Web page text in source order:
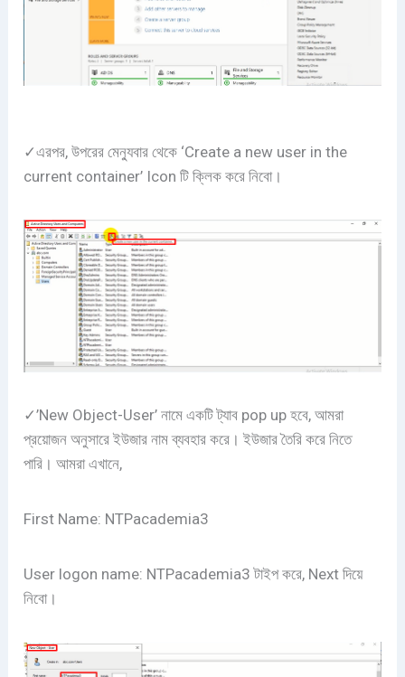
✓এরপর, উপরের মেন্যুবার থেকে ‘Create a new user in the
current container’ Icon টি ক্লিক করে নিবো।
✓’New Object-User’ নামে একটি ট্যাব pop up হবে, আমরা
প্রয়োজন অনুসারে ইউজার নাম ব্যবহার করে। ইউজার তৈরি করে নিতে
পারি। আমরা এখানে,
First Name: NTPacademia3
User logon name: NTPacademia3 টাইপ করে, Next দিয়ে
নিবো।